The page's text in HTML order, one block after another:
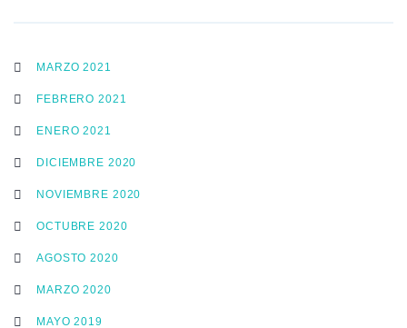
MARZO 2021
FEBRERO 2021
ENERO 2021
DICIEMBRE 2020
NOVIEMBRE 2020
OCTUBRE 2020
AGOSTO 2020
MARZO 2020
MAYO 2019